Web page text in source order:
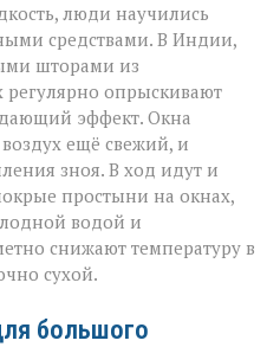
люди научились
средствами. В Индии,
шторами из
регулярно опрыскивают
эффект. Окна
ещё свежий, и
зноя. В ход идут и
простыни на окнах,
водой и
снижают температуру в
сухой.
большого